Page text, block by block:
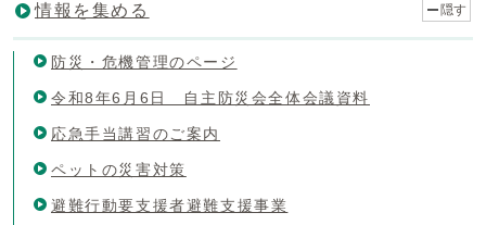
情報を集める 隠す
防災・危機管理のページ
令和8年6月6日 自主防災会全体会議資料
応急手当講習のご案内
ペットの災害対策
避難行動要支援者避難支援事業